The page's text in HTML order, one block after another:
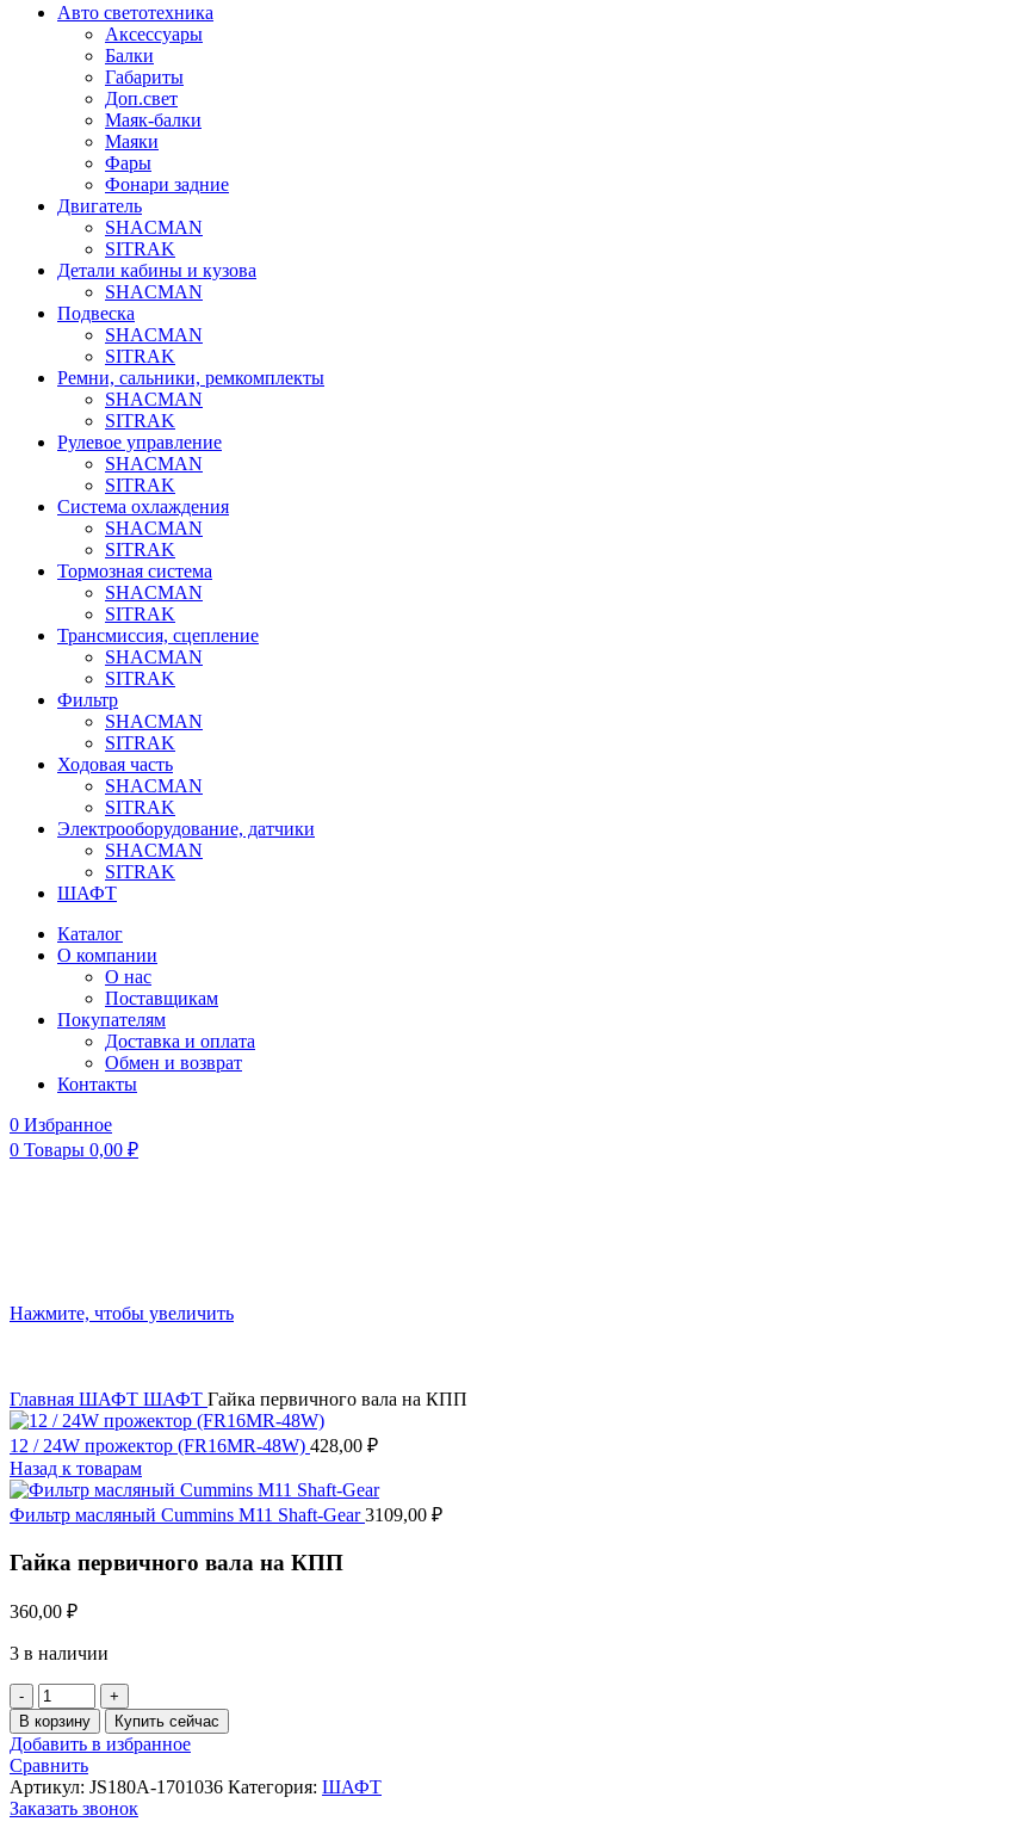
Авто светотехника
Аксессуары
Балки
Габариты
Доп.свет
Маяк-балки
Маяки
Фары
Фонари задние
Двигатель
SHACMAN
SITRAK
Детали кабины и кузова
SHACMAN
Подвеска
SHACMAN
SITRAK
Ремни, сальники, ремкомплекты
SHACMAN
SITRAK
Рулевое управление
SHACMAN
SITRAK
Система охлаждения
SHACMAN
SITRAK
Тормозная система
SHACMAN
SITRAK
Трансмиссия, сцепление
SHACMAN
SITRAK
Фильтр
SHACMAN
SITRAK
Ходовая часть
SHACMAN
SITRAK
Электрооборудование, датчики
SHACMAN
SITRAK
ШАФТ
Каталог
О компании
О нас
Поставщикам
Покупателям
Доставка и оплата
Обмен и возврат
Контакты
0 Избранное
0 Товары 0,00 ₽
Нажмите, чтобы увеличить
Главная ШАФТ ШАФТ Гайка первичного вала на КПП
12 / 24W прожектор (FR16MR-48W) 428,00 ₽
Назад к товарам
Фильтр масляный Cummins M11 Shaft-Gear3109,00 ₽
Гайка первичного вала на КПП
360,00 ₽
3 в наличии
Количество
товара
Гайка
первичного
вала
на
КПП
В корзину Купить сейчас
Добавить в избранное
Сравнить
Артикул: JS180A-1701036 Категория: ШАФТ
Заказать звонок